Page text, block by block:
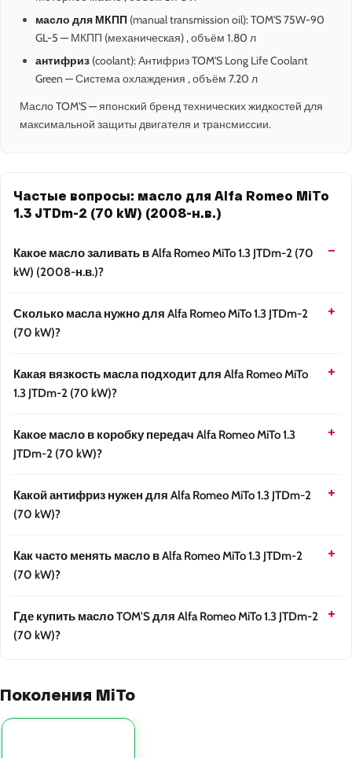
масло для МКПП (manual transmission oil): TOM'S 75W-90
GL-5 — МКПП (механическая) , объём 1.80 л
антифриз (coolant): Антифриз TOM'S Long Life Coolant
Green — Система охлаждения , объём 7.20 л
Масло TOM'S — японский бренд технических жидкостей для
максимальной защиты двигателя и трансмиссии.
Частые вопросы: масло для Alfa Romeo MiTo
1.3 JTDm-2 (70 kW) (2008-н.в.)
Какое масло заливать в Alfa Romeo MiTo 1.3 JTDm-2 (70
kW) (2008-н.в.)?
Сколько масла нужно для Alfa Romeo MiTo 1.3 JTDm-2
(70 kW)?
Какая вязкость масла подходит для Alfa Romeo MiTo
1.3 JTDm-2 (70 kW)?
Какое масло в коробку передач Alfa Romeo MiTo 1.3
JTDm-2 (70 kW)?
Какой антифриз нужен для Alfa Romeo MiTo 1.3 JTDm-2
(70 kW)?
Как часто менять масло в Alfa Romeo MiTo 1.3 JTDm-2
(70 kW)?
Где купить масло TOM'S для Alfa Romeo MiTo 1.3 JTDm-2
(70 kW)?
Поколения MiTo